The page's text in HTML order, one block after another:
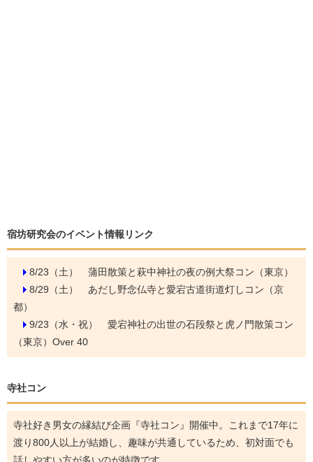
宿坊研究会のイベント情報リンク
8/23（土） 蒲田散策と萩中神社の夜の例大祭コン（東京）
8/29（土） あだし野念仏寺と愛宕古道街道灯しコン（京
都）
9/23（水・祝） 愛宕神社の出世の石段祭と虎ノ門散策コン
（東京）Over 40
寺社コン
寺社好き男女の縁結び企画『寺社コン』開催中。これまで17年に
渡り800人以上が結婚し、趣味が共通しているため、初対面でも